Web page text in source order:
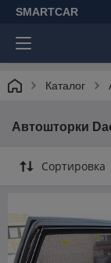
SMARTCAR
Каталог
Автошторки
Сортировка